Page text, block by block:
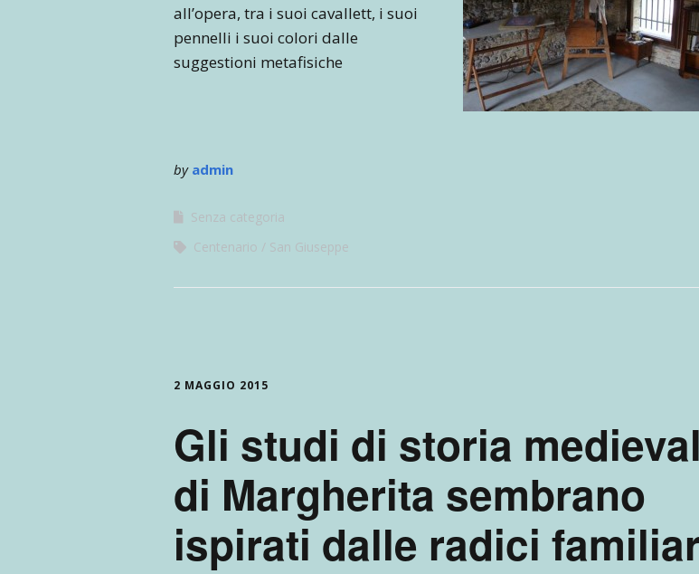
all’opera, tra i suoi cavallett, i suoi
pennelli i suoi colori dalle
suggestioni metafisiche
by admin
Senza categoria
Centenario
San Giuseppe
2 MAGGIO 2015
Gli studi di storia
di Margherita sembrano
ispirati dalle radici